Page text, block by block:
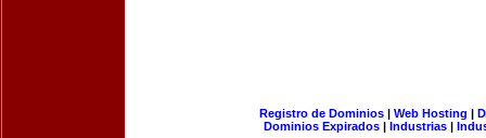
Registro de Dominios| Web Hosting |
Dominios Expirados | Industrias |